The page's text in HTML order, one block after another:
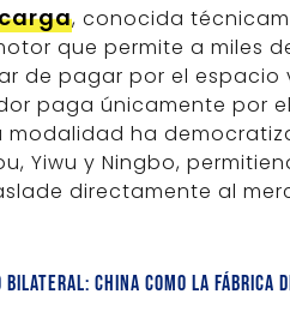
, conocida
que permite a miles
de pagar por el
paga únicamente por
modalidad ha
Yiwu y Ningbo,
directamente al
China como la fábrica